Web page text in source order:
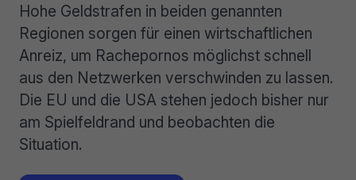
Hohe Geldstrafen in beiden genannten
Regionen sorgen für einen wirtschaftlichen
Anreiz, um Rachepornos möglichst schnell
aus den Netzwerken verschwinden zu lassen.
Die EU und die USA stehen jedoch bisher nur
am Spielfeldrand und beobachten die
Situation.